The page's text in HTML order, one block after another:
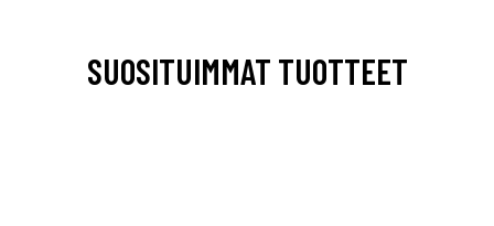
SUOSITUIMMAT TUOTTEET